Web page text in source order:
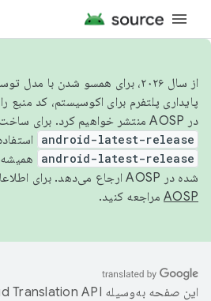
از سال ۲۰۲۶، برای همسو شدن با
پایداری پلتفرم برای اکوسیستم، کد
در AOSP منتشر خواهیم کرد. برای ساخت و مشارکت در AOSP،
android-latest-release
android-latest-release
شده در AOSP ارجاع می‌دهد. برای اطلاعات بیشتر، به
AOSP مراجعه کنید.
این صفحه به‌وسیله